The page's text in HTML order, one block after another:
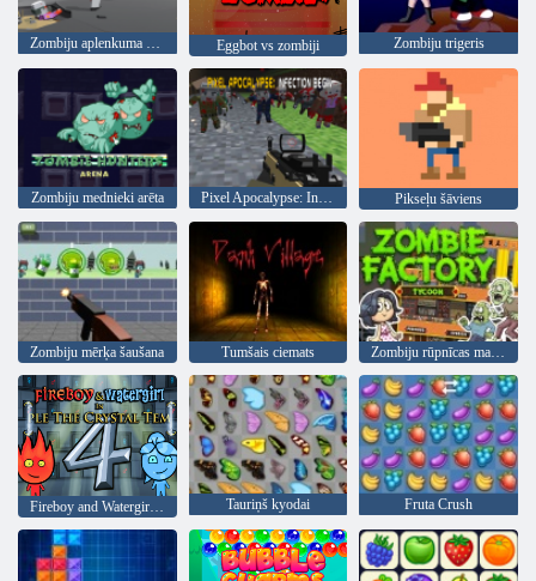
Zombiju aplenkuma uzliesmojums Eggbot vs zombiji Zombiju trigeris
Zombiju mednieki arēta Pixel Apocalypse: Infekcija sākas Pikseļu šāviens
Zombiju mērķa šaušana Tumšais ciemats Zombiju rūpnīcas magnāts
Tauriņš kyodai Fruta Crush